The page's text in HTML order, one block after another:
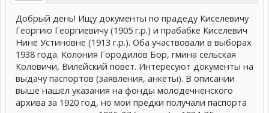
Добрый день! Ищу документы по прадеду Киселевичу
Георгию Георгиевичу (1905 г.р.) и прабабке Киселевич
Нине Устиновне (1913 г.р.). Оба участвовали в выборах
1938 года. Колония Городилов Бор, гмина сельская
Коловичи, Вилейский повет. Интересуют документы на
выдачу паспортов (заявления, анкеты). В описании
выше нашёл указания на фонды молодечненского
архива за 1920 год, но мои предки получали паспорта